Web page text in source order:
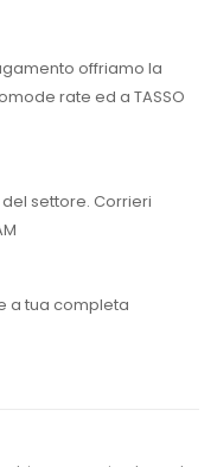
offriamo la
rate ed a TASSO
settore. Corrieri
a tua completa